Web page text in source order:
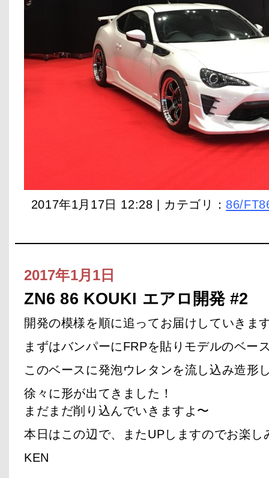
2017年1月17日 12:28 | カテゴリ： 86/
2017年1月1日
ZN6 86 KOUKI エアロ開発 #2
開発の模様を順に追ってお届けしていきま
まずはバンパーにFRPを貼りモデルのベー
このベースに発泡ウレタンを流し込み造形
徐々に形が出てきました！
まだまだ削り込んでいきますよ〜
本日はこの辺で、またUPしますのでお楽し
KEN